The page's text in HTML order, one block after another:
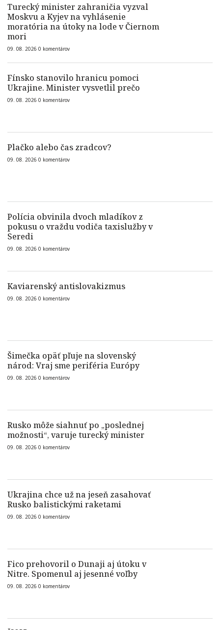
Turecký minister zahraničia vyzval
Moskvu a Kyjev na vyhlásenie
moratória na útoky na lode v Čiernom
mori
09. 08. 2026 0 komentárov
Fínsko stanovilo hranicu pomoci
Ukrajine. Minister vysvetlil prečo
09. 08. 2026 0 komentárov
Plačko alebo čas zradcov?
09. 08. 2026 0 komentárov
Polícia obvinila dvoch mladíkov z
pokusu o vraždu vodiča taxislužby v
Seredi
09. 08. 2026 0 komentárov
Kaviarenský antislovakizmus
09. 08. 2026 0 komentárov
Šimečka opäť pľuje na slovenský
národ: Vraj sme periféria Európy
09. 08. 2026 0 komentárov
Rusko môže siahnuť po „poslednej
možnosti“, varuje turecký minister
09. 08. 2026 0 komentárov
Ukrajina chce už na jeseň zasahovať
Rusko balistickými raketami
09. 08. 2026 0 komentárov
Fico prehovoril o Dunaji aj útoku v
Nitre. Spomenul aj jesenné voľby
09. 08. 2026 0 komentárov